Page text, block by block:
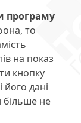
програму
то
на показ
кнопку
його дані
більше не